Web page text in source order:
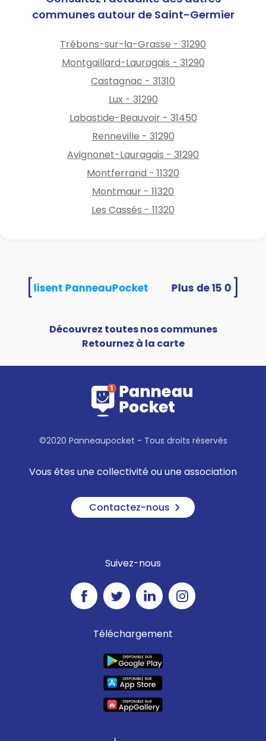
communes autour de Saint-Germier
Trébons-sur-la-Grasse - 31290
Montgaillard-Lauragais - 31290
Castagnac - 31310
Lux - 31290
Labastide-Beauvoir - 31450
Renneville - 31290
Avignonet-Lauragais - 31290
Montferrand - 11320
Montmaur - 11320
Les Cassés - 11320
utilisent PanneauPocket
Découvrez toutes nos communes
Retournez à la carte
©2020 Panneaupocket - Tous droits réservés
Vous êtes une collectivité ou une association
Contactez-nous
Suivez-nous
Téléchargement